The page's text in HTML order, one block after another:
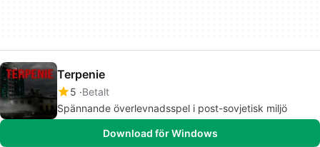
Terpenie
5 Betalt
Spännande överlevnadsspel i post-sovjetisk miljö
Download för Windows